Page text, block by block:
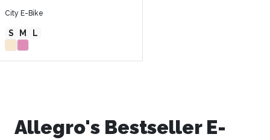
City E-Bike
S M L
Allegro's Bestseller E-